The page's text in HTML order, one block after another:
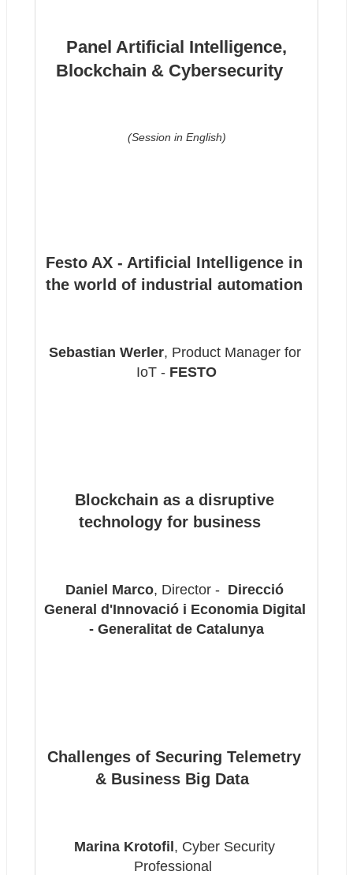
Blockchain & Cybersecurity
(Session in English)
Festo AX - Artificial Intelligence in
the world of industrial automation
Sebastian Werler, Product Manager for
IoT - FESTO
Blockchain as a disruptive
technology for business
Daniel Marco, Director - Direcció
General d'Innovació i Economia Digital
- Generalitat de Catalunya
Challenges of Securing Telemetry
& Business Big Data
Marina Krotofil, Cyber Security
Professional